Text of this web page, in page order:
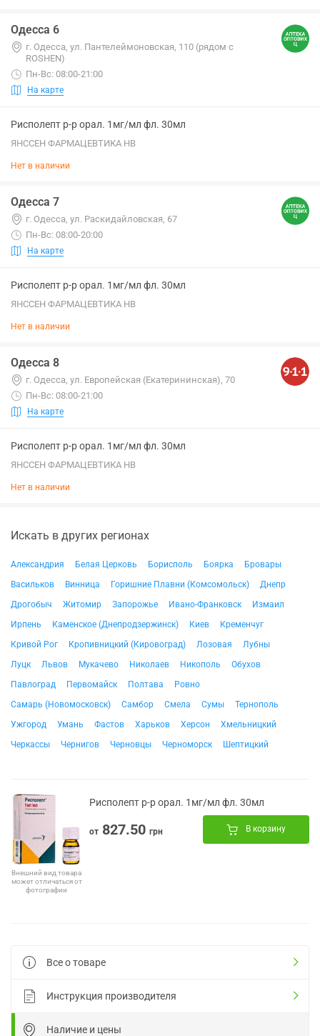
Одесса 6
г. Одесса, ул. Пантелеймоновская, 110 (рядом с
ROSHEN)
Пн-Вс: 08:00-21:00
На карте
Рисполепт р-р орал. 1мг/мл фл. 30мл
ЯНССЕН ФАРМАЦЕВТИКА НВ
Нет в наличии
Одесса 7
г. Одесса, ул. Раскидайловская, 67
Пн-Вс: 08:00-20:00
На карте
Рисполепт р-р орал. 1мг/мл фл. 30мл
ЯНССЕН ФАРМАЦЕВТИКА НВ
Нет в наличии
Одесса 8
г. Одесса, ул. Европейская (Екатерининская), 70
Пн-Вс: 08:00-21:00
На карте
Рисполепт р-р орал. 1мг/мл фл. 30мл
ЯНССЕН ФАРМАЦЕВТИКА НВ
Нет в наличии
Искать в других регионах
Александрия Белая Церковь Борисполь Боярка
Бровары
Васильков
Винница Горишние Плавни (Комсомольск)
Днепр
Дрогобыч
Житомир Запорожье Ивано-Франковск
Измаил
Ирпень
Каменское (Днепродзержинск) Киев
Кременчуг
Кривой Рог
Кропивницкий (Кировоград) Лозовая
Лубны
Луцк
Львов Мукачево Николаев Никополь
Обухов
Павлоград
Первомайск Полтава
Ровно
Самарь (Новомосковск)
Самбор Смела Сумы
Тернополь
Ужгород
Умань Фастов Харьков Херсон
Хмельницкий
Черкассы
Чернигов Черновцы Черноморск Шептицкий
Внешний вид товара
может отличаться от
фотографии
Рисполепт р-р орал. 1мг/мл фл. 30мл
от 827.50 грн В корзину
Все о товаре
Инструкция производителя
Наличие и цены